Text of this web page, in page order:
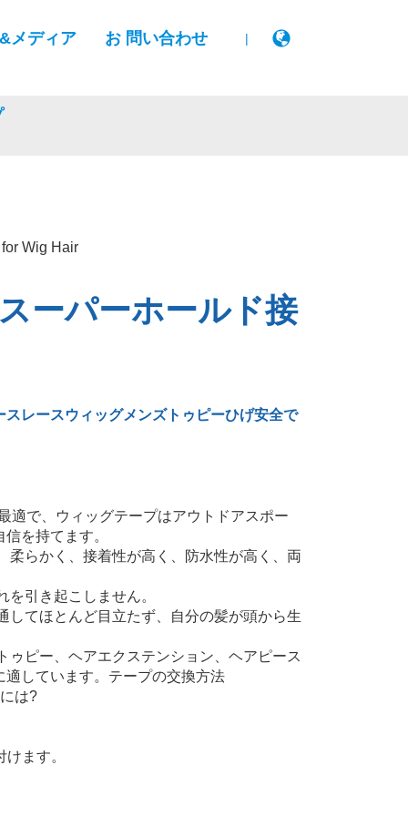
メディア お 問い合わせ |
ーパーホールド接
レースウィッグメンズトゥピーひげ安全で
適で、ウィッグテープはアウトドアスポー
を持てます。
柔らかく、接着性が高く、防水性が高く、両
引き起こしません。
してほとんど目立たず、自分の髪が頭から生
ピー、ヘアエクステンション、ヘアピース
しています。テープの交換方法
は?
ます。